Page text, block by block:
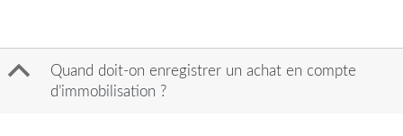
B
Quand doit-on enregistrer un achat en compte
d’immobilisation ?